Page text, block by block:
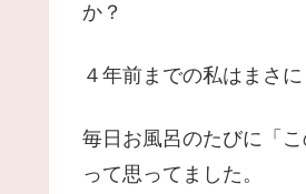
か？
４年前までの私はまさ
毎日お風呂のたびに「
って思ってました。